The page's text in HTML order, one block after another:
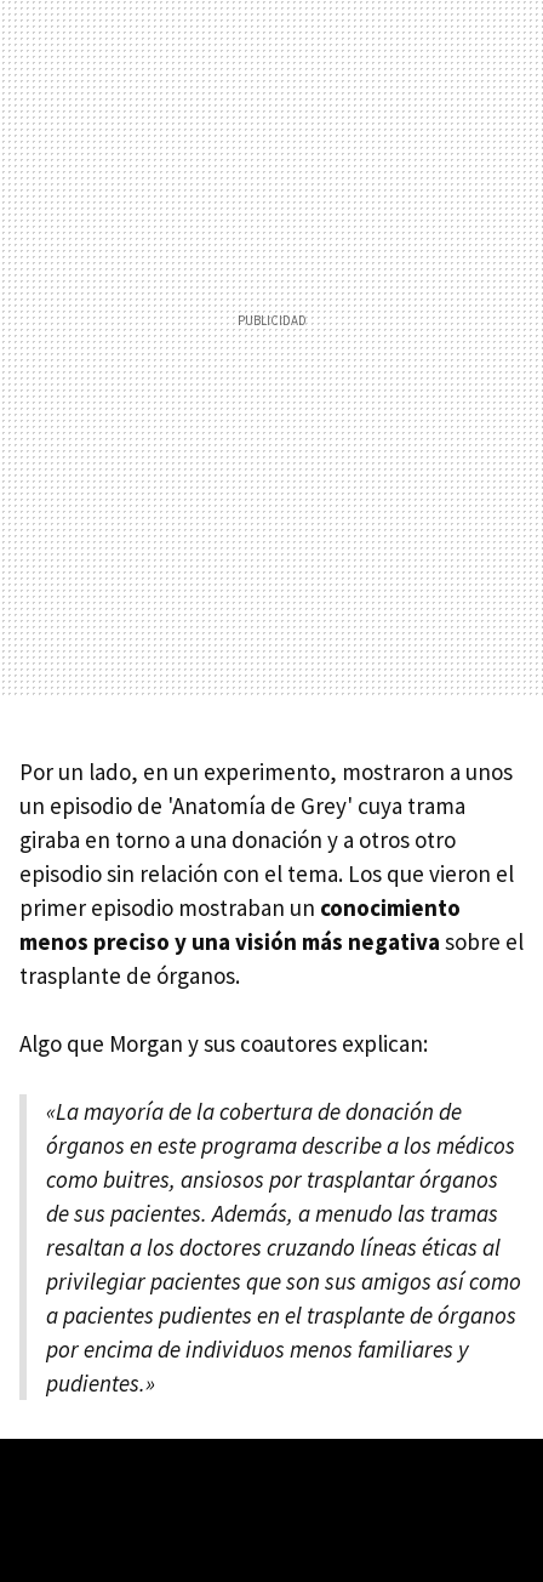
Por un lado, en un experimento, mostraron a unos
un episodio de 'Anatomía de Grey' cuya trama
giraba en torno a una donación y a otros otro
episodio sin relación con el tema. Los que vieron el
primer episodio mostraban un conocimiento
menos preciso y una visión más negativa sobre el
trasplante de órganos.
Algo que Morgan y sus coautores explican:
«La mayoría de la cobertura de donación de
órganos en este programa describe a los médicos
como buitres, ansiosos por trasplantar órganos
de sus pacientes. Además, a menudo las tramas
resaltan a los doctores cruzando líneas éticas al
privilegiar pacientes que son sus amigos así como
a pacientes pudientes en el trasplante de órganos
por encima de individuos menos familiares y
pudientes.»